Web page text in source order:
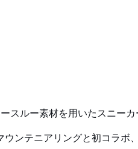
スルー素材を用いたスニーカ
ウンテニアリングと初コラボ